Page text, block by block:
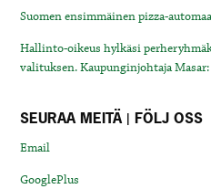
Suomen ensimmäinen pizza-
Hallinto-oikeus hylkäsi
valituksen. Kaupunginjohtaja
SEURAA MEITÄ | FÖLJ OSS
Email
GooglePlus